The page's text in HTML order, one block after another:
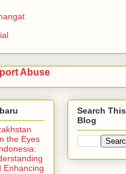
Abuse
the Eyes
Enhancing
Search This
Blog